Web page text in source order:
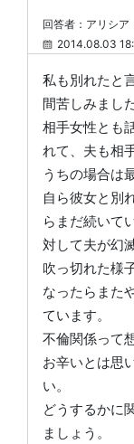
回答者：アリシ
2014.08.03
私も別れたと
間苦しみました
相手女性とも
れて、夫も相
うちの場合は
自ら彼女と別
らまだ続いて
対して夫が幻
吹っ切れた様
なったらまた
ています。
不倫関係って
お辛いとは思
い。
どうするかに
ましょう。